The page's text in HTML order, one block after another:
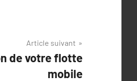
Article suivant
de votre flotte
mobile